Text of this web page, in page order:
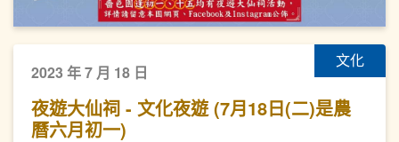
文化
2023 年 7 月 18 日
夜遊大仙祠 - 文化夜遊 (7月18日(二)是農
曆六月初一)